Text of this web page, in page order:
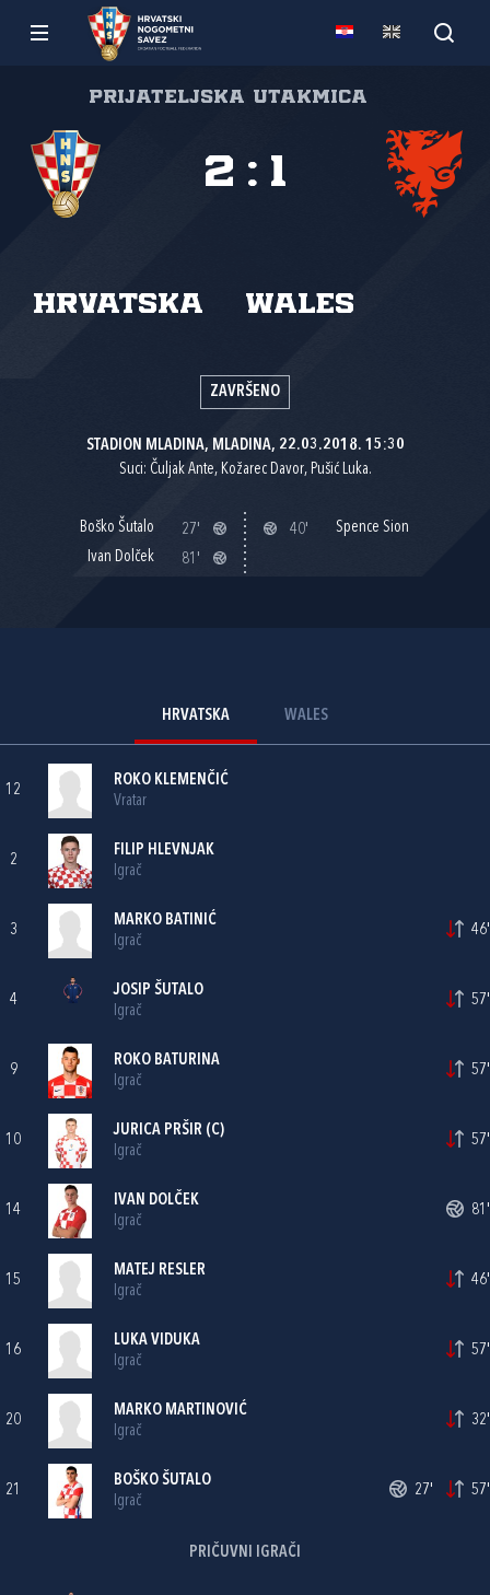
Prijateljska utakmica
Hrvatska Wales
2 : 1
ZAVRŠENO
STADION MLADINA, MLADINA, 22.03.2018. 15:30
Suci: Čuljak Ante, Kožarec Davor, Pušić Luka.
Boško Šutalo
27'
Ivan Dolček
81'
40' Spence Sion
HRVATSKA WALES
12
ROKO KLEMENČIĆ
Vratar
2
FILIP HLEVNJAK
Igrač
3
MARKO BATINIĆ
Igrač
46'
4
JOSIP ŠUTALO
Igrač
57'
9
ROKO BATURINA
Igrač
57'
10
JURICA PRŠIR (C)
Igrač
57'
14
IVAN DOLČEK
Igrač
81'
15
MATEJ RESLER
Igrač
46'
16
LUKA VIDUKA
Igrač
57'
20
MARKO MARTINOVIĆ
Igrač
32'
21
BOŠKO ŠUTALO
Igrač
27' 57'
PRIČUVNI IGRAČI